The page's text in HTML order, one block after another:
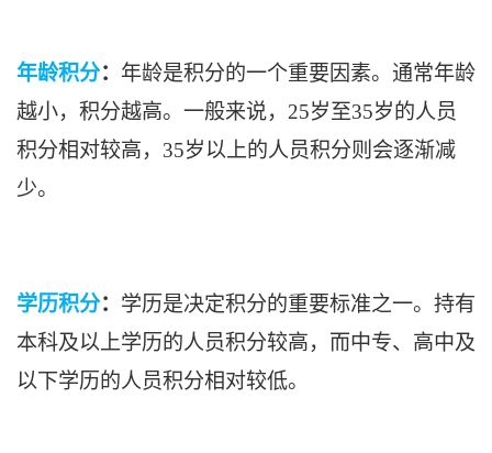
年龄积分： 年龄是积分的一个重要因素。通常年龄
越小，积分越高。一般来说，25岁至35岁的人员
积分相对较高，35岁以上的人员积分则会逐渐减
少。
学历积分： 学历是决定积分的重要标准之一。持有
本科及以上学历的人员积分较高，而中专、高中及
以下学历的人员积分相对较低。